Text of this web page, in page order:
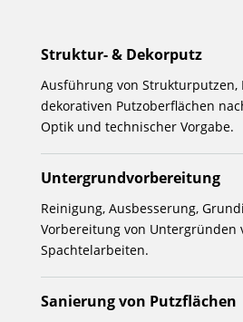
Struktur- & Dekorputz
Ausführung von Strukturputzen,
dekorativen Putzoberflächen
Optik und technischer Vorgabe.
Untergrundvorbereitung
Reinigung, Ausbesserung,
Vorbereitung von Untergründen
Spachtelarbeiten.
Sanierung von Putzflächen